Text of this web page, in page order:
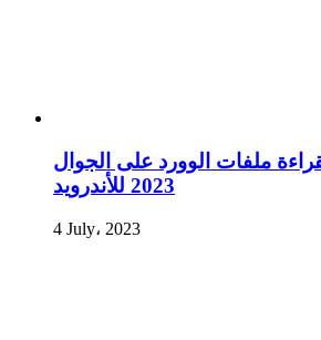
لقراءة ملفات الوورد على الجوال
2023 للأندرويد
4 July، 2023